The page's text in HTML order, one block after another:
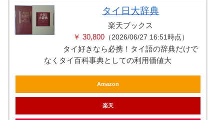
タイ日大辞典
楽天ブックス
￥ 30,800（2026/06/27 16:51時点）
タイ好きなら必携！タイ語の辞典だけで
なくタイ百科事典としての利用価値大
Amazon
楽天